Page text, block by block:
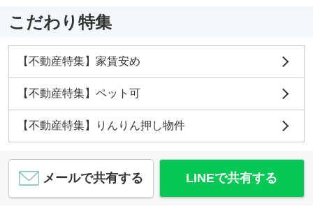
こだわり特集
【不動産特集】家賃安め
【不動産特集】ペット可
【不動産特集】りんりん押し物件
メールで共有する LINEで共有する